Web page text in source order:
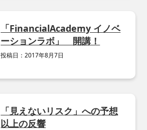
「FinancialAcademy イノベ
ーションラボ」 開講！
投稿日：2017年8月7日
「見えないリスク」への予想
以上の反響